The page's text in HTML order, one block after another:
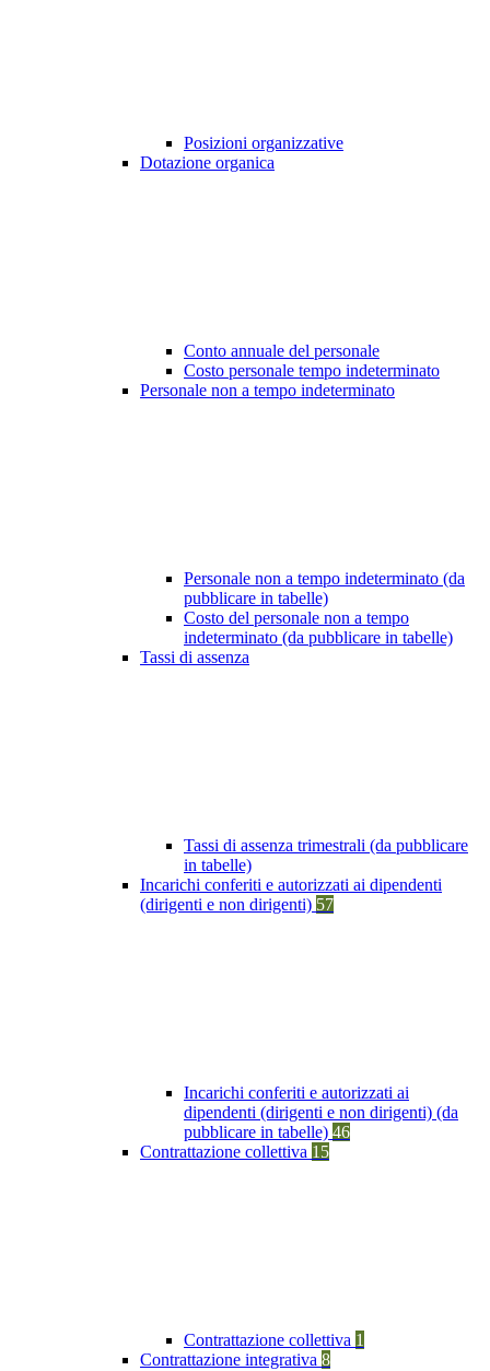
Posizioni organizzative
Dotazione organica
Conto annuale del personale
Costo personale tempo indeterminato
Personale non a tempo indeterminato
Personale non a tempo indeterminato (da
pubblicare in tabelle)
Costo del personale non a tempo
indeterminato (da pubblicare in tabelle)
Tassi di assenza
Tassi di assenza trimestrali (da pubblicare
in tabelle)
Incarichi conferiti e autorizzati ai dipendenti
(dirigenti e non dirigenti) 57
Incarichi conferiti e autorizzati ai
dipendenti (dirigenti e non dirigenti) (da
pubblicare in tabelle) 46
Contrattazione collettiva 15
Contrattazione collettiva 1
Contrattazione integrativa 8